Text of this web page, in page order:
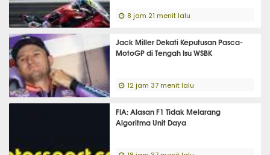
8 jam 21 menit lalu
Jack Miller Dekati Keputusan Pasca-
MotoGP di Tengah Isu WSBK
12 jam 37 menit lalu
FIA: Alasan F1 Tidak Melarang
Algoritma Unit Daya